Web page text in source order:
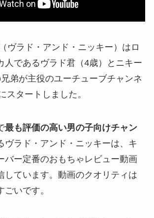
（ヴラド・アンド・ニッキー）はロ
人であるヴラド君（4歳）とニキー
弟が主役のユーチューブチャンネ
スタートしました。
最も評価の高い男の子向けチャン
ヴラド・アンド・ニッキーは、キ
バー定番のおもちゃレビュー動画
しています。動画のクオリティは
ごいです。